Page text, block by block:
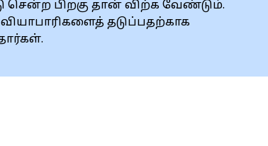
பிறகு தான் விற்க வேண்டும்.
தடுப்பதற்காக